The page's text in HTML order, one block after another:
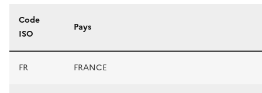
Liste des pays
Code
ISO
Pays
FR FRANCE